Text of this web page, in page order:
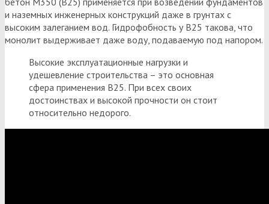
и наземных инженерных конструкций даже в грунтах с
высоким залеганием вод. Гидрофобность у В25 такова, что
монолит выдерживает даже воду, подаваемую под напором.
Высокие эксплуатационные нагрузки и
удешевление строительства – это основная
сфера применения В25. При всех своих
достоинствах и высокой прочности он стоит
относительно недорого.